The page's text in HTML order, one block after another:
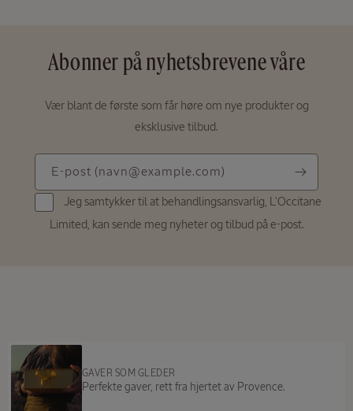
Abonner på nyhetsbrevene våre
Vær blant de første som får høre om nye produkter og
eksklusive tilbud.
E-post (navn@example.com)
(navn@example.com)
Jeg samtykker til at behandlingsansvarlig, L'Occitane
Limited, kan sende meg nyheter og tilbud på e-post.
GAVER SOM GLEDER
Perfekte gaver, rett fra hjertet av Provence.